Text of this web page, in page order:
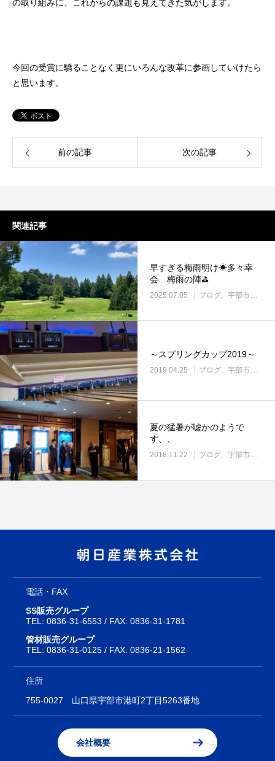
の取り組みに、これからの課題も見えてきた気がします。
今回の受賞に驕ることなく更にいろんな改革に参画していけたら
と思います。
前の記事 次の記事
関連記事
早すぎる梅雨明け☀多々幸
会 梅雨の陣⛳
2025.07.05 ブログ 宇部市働き方改革に取り組む企業
～スプリングカップ2019～
2019.04.25 ブログ 宇部市働き方改革に取り組む企業
夏の猛暑が嘘かのようで
す、、
2018.11.22 ブログ 宇部市の住宅設備・管材料販売
電話・FAX
SS販売グループ
TEL:0836-31-6553 / FAX: 0836-31-1781
管材販売グループ
TEL:0836-31-0125 / FAX: 0836-21-1562
住所
755-0027 山口県宇部市港町2丁目5263番地
会社概要